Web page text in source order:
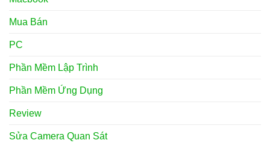
Mua Bán
PC
Phần Mềm Lập Trình
Phần Mềm Ứng Dụng
Review
Sửa Camera Quan Sát